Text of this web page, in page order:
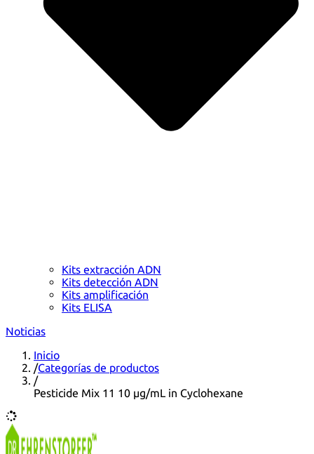
Kits extracción ADN
Kits detección ADN
Kits amplificación
Kits ELISA
Noticias
Inicio
/Categorías de productos
/
Pesticide Mix 11 10 µg/mL in Cyclohexane